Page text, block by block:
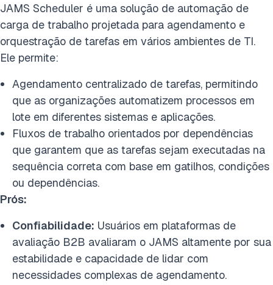
JAMS Scheduler é uma solução de automação de
carga de trabalho projetada para agendamento e
orquestração de tarefas em vários ambientes de TI.
Ele permite:
Agendamento centralizado de tarefas, permitindo
que as organizações automatizem processos em
lote em diferentes sistemas e aplicações.
Fluxos de trabalho orientados por dependências
que garantem que as tarefas sejam executadas na
sequência correta com base em gatilhos, condições
ou dependências.
Prós:
Confiabilidade: Usuários em plataformas de
avaliação B2B avaliaram o JAMS altamente por sua
estabilidade e capacidade de lidar com
necessidades complexas de agendamento.